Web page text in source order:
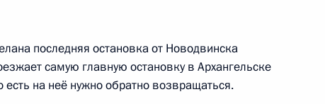
Суда Валерием
последняя остановка от Новодвинска
самую главную остановку в Архангельске
есть на неё нужно обратно возвращаться.